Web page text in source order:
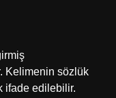
Kelimenin sözlük
ifade edilebilir.